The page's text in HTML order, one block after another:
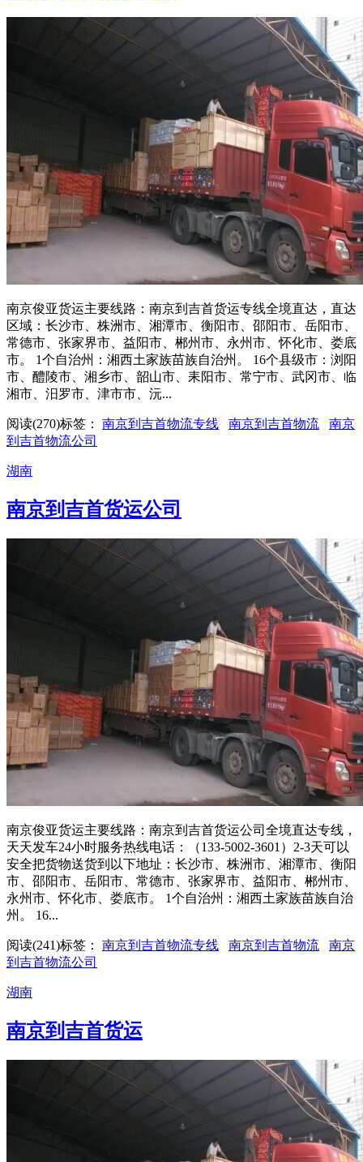
南京俊亚货运主要线路：南京到吉首货运专线全境直达，直达
区域：长沙市、株洲市、湘潭市、衡阳市、邵阳市、岳阳市、
常德市、张家界市、益阳市、郴州市、永州市、怀化市、娄底
市。 1个自治州：湘西土家族苗族自治州。 16个县级市：浏阳
市、醴陵市、湘乡市、韶山市、耒阳市、常宁市、武冈市、临
湘市、汨罗市、津市市、沅...
阅读(270)标签： 南京到吉首物流专线 南京到吉首物流
南京
到吉首物流公司
湖南
南京到吉首货运公司
南京俊亚货运主要线路：南京到吉首货运公司全境直达专线，
天天发车24小时服务热线电话：（133-5002-3601）2-3天可以
安全把货物送货到以下地址：长沙市、株洲市、湘潭市、衡阳
市、邵阳市、岳阳市、常德市、张家界市、益阳市、郴州市、
永州市、怀化市、娄底市。 1个自治州：湘西土家族苗族自治
州。 16...
阅读(241)标签： 南京到吉首物流专线 南京到吉首物流
南京
到吉首物流公司
湖南
南京到吉首货运